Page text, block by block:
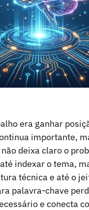
era ganhar
importante,
deixa claro o
indexar o tema,
técnica e até o
palavra-chave
e conecta